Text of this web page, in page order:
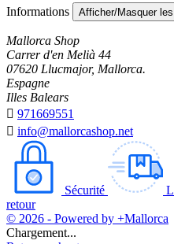
Informations Afficher/Masquer
Mallorca Shop
Carrer d'en Melià 44
07620 Llucmajor, Mallorca.
Espagne
Illes Balears
 971669551
 info@mallorcashop.net
Sécurité
retour
© 2026 - Powered by +Mallorca
Chargement...